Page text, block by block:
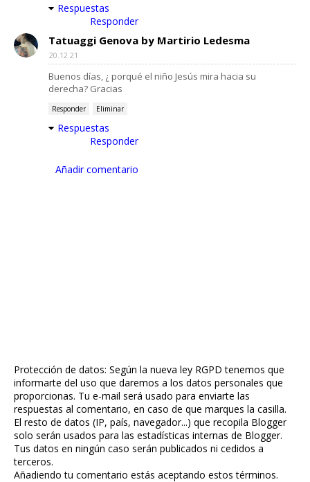
Respuestas
Responder
Tatuaggi Genova by Martirio Ledesma
20.12.21
Buenos días, ¿ porqué el niño Jesús mira hacia su
derecha? Gracias
Responder Eliminar
Respuestas
Responder
Añadir comentario
Protección de datos: Según la nueva ley RGPD tenemos que
informarte del uso que daremos a los datos personales que
proporcionas. Tu e-mail será usado para enviarte las
respuestas al comentario, en caso de que marques la casilla.
El resto de datos (IP, país, navegador...) que recopila Blogger
solo serán usados para las estadísticas internas de Blogger.
Tus datos en ningún caso serán publicados ni cedidos a
terceros.
Añadiendo tu comentario estás aceptando estos términos.